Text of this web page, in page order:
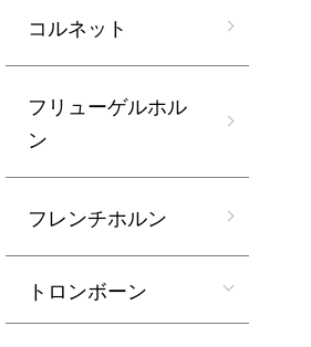
コルネット
フリューゲルホル
ン
フレンチホルン
トロンボーン